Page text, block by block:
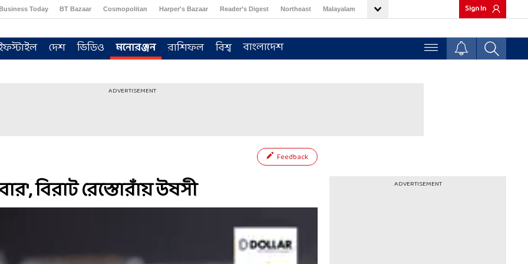
Today BT Bazaar Cosmopolitan Harper's Bazaar Reader’s Digest Northeast Malayalam Sign In
দেশ ভিডিও মনোরঞ্জন রাশিফল বিশ্ব বাংলাদেশ
ADVERTISEMENT
Feedback
বিরাট রেস্তোরাঁয় উষসী ADVERTISEMENT